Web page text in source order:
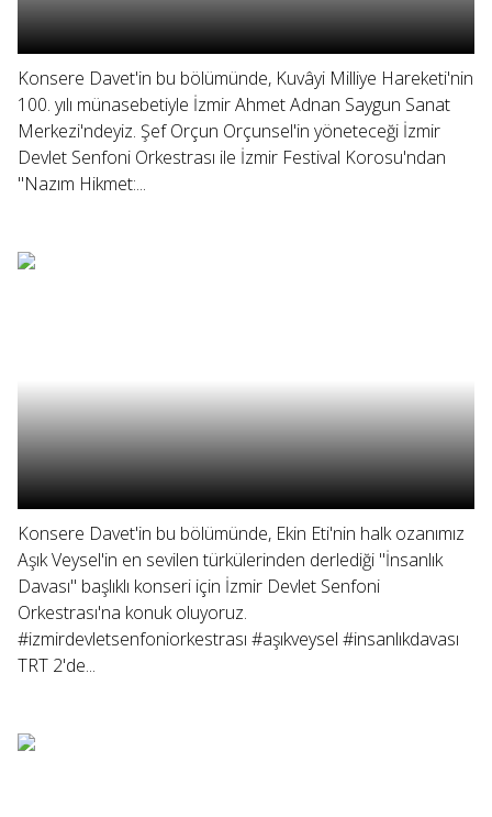
Konsere Davet'in bu bölümünde, Kuvâyi Milliye Hareketi'nin
100. yılı münasebetiyle İzmir Ahmet Adnan Saygun Sanat
Merkezi'ndeyiz. Şef Orçun Orçunsel'in yöneteceği İzmir
Devlet Senfoni Orkestrası ile İzmir Festival Korosu'ndan
"Nazım Hikmet:...
Konsere Davet'in bu bölümünde, Ekin Eti'nin halk ozanımız
Aşık Veysel'in en sevilen türkülerinden derlediği "İnsanlık
Davası" başlıklı konseri için İzmir Devlet Senfoni
Orkestrası'na konuk oluyoruz.
#izmirdevletsenfoniorkestrası #aşıkveysel #insanlıkdavası
TRT 2'de...